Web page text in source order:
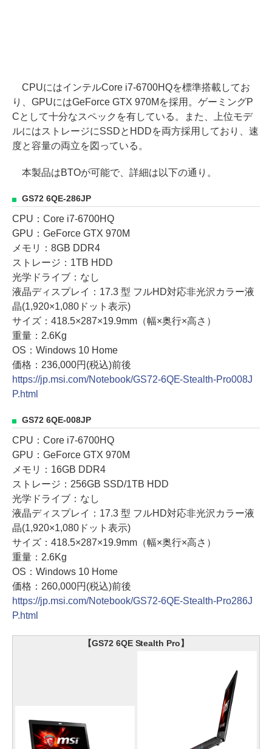
CPUにはインテルCore i7-6700HQを標準搭載してお
り、GPUにはGeForce GTX 970Mを採用。ゲーミングP
Cとして十分なスペックを有している。また、上位モデ
ルにはストレージにSSDとHDDを両方採用しており、速
度と容量の両立を図っている。
本製品はBTOが可能で、詳細は以下の通り。
GS72 6QE-286JP
CPU：Core i7-6700HQ
GPU：GeForce GTX 970M
メモリ：8GB DDR4
ストレージ：1TB HDD
光学ドライブ：なし
液晶ディスプレイ：17.3 型 フルHD対応非光沢カラー液
晶(1,920×1,080ドット表示)
サイズ：418.5×287×19.9mm（幅×奥行×高さ）
重量：2.6Kg
OS：Windows 10 Home
価格：236,000円(税込)前後
https://jp.msi.com/Notebook/GS72-6QE-Stealth-Pro008J
P.html
GS72 6QE-008JP
CPU：Core i7-6700HQ
GPU：GeForce GTX 970M
メモリ：16GB DDR4
ストレージ：256GB SSD/1TB HDD
光学ドライブ：なし
液晶ディスプレイ：17.3 型 フルHD対応非光沢カラー液
晶(1,920×1,080ドット表示)
サイズ：418.5×287×19.9mm（幅×奥行×高さ）
重量：2.6Kg
OS：Windows 10 Home
価格：260,000円(税込)前後
https://jp.msi.com/Notebook/GS72-6QE-Stealth-Pro286J
P.html
【GS72 6QE Stealth Pro】